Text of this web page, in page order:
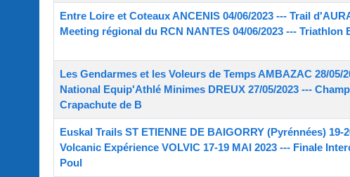
Entre Loire et Coteaux ANCENIS 04/06/2023 --- Trail
Meeting régional du RCN NANTES 04/06/2023 --- Triathlon
Les Gendarmes et les Voleurs de Temps AMBAZAC 28/
National Equip'Athlé Minimes DREUX 27/05/2023 ---
Crapachute de B
Euskal Trails ST ETIENNE DE BAIGORRY (Pyrénnées)
Volcanic Expérience VOLVIC 17-19 MAI 2023 --- Finale
Poul